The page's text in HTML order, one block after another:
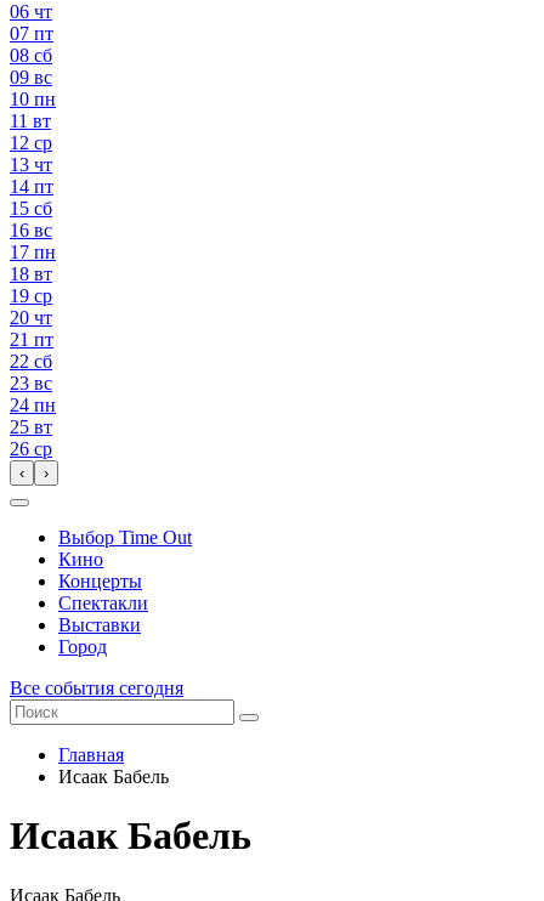
06 чт
07 пт
08 сб
09 вс
10 пн
11 вт
12 ср
13 чт
14 пт
15 сб
16 вс
17 пн
18 вт
19 ср
20 чт
21 пт
22 сб
23 вс
24 пн
25 вт
26 ср
‹ ›
Выбор Time Out
Кино
Концерты
Спектакли
Выставки
Город
Все события сегодня
Главная
Исаак Бабель
Исаак Бабель
Исаак Бабель